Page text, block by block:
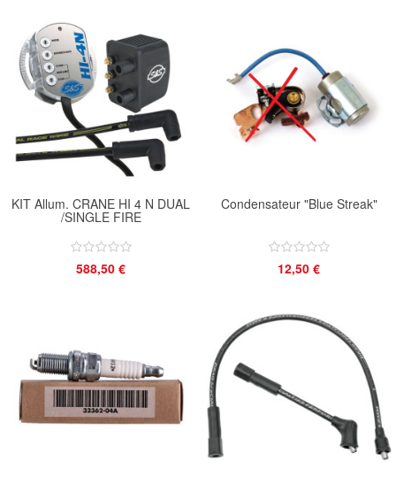
KIT Allum. CRANE HI 4 N DUAL
/SINGLE FIRE
588,50 €
Condensateur "Blue Streak"
12,50 €